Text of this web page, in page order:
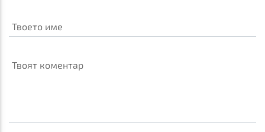
Твоето име
Твоят коментар